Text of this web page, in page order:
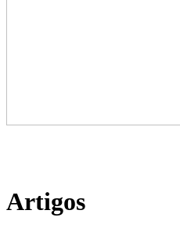
Artigos